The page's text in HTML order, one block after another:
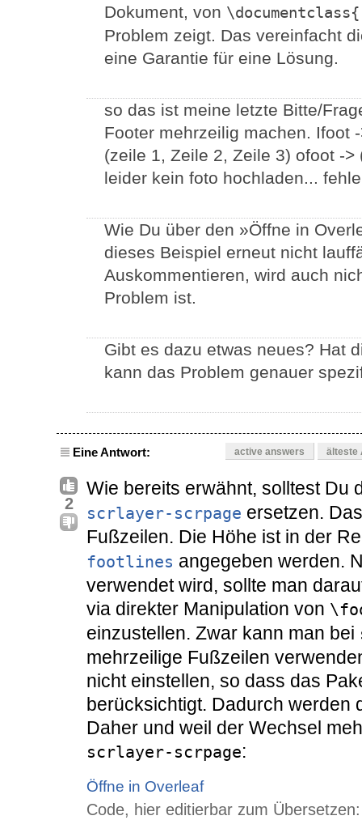
Dokument, von
Problem zeigt. Das vereinfacht
eine Garantie für eine Lösung.
so das ist meine letzte Bitte/
Footer mehrzeilig machen. Ifoot
(zeile 1, Zeile 2, Zeile 3) ofoot -
leider kein foto hochladen...
Wie Du über den »Öffne in
dieses Beispiel erneut nicht
Auskommentieren, wird auch
Problem ist.
Gibt es dazu etwas neues? Hat
kann das Problem genauer
Eine Antwort: active answers älteste
2
Wie bereits erwähnt, solltest Du
scrlayer-scrpage ersetzen.
Fußzeilen. Die Höhe ist in der
footlines angegeben werden.
verwendet wird, sollte man
via direkter Manipulation von
einzustellen. Zwar kann man bei
mehrzeilige Fußzeilen
nicht einstellen, so dass das
berücksichtigt. Dadurch werden
Daher und weil der Wechsel
scrlayer-scrpage:
Öffne in Overleaf
Code, hier editierbar zum Übersetzen: